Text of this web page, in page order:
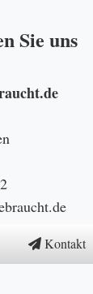
Sie uns
Kontakt